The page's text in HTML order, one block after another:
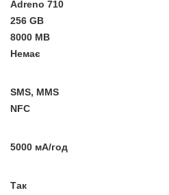
Adreno 710
256 GB
8000 MB
Немає
SMS, MMS
NFC
5000 мА/год
Так